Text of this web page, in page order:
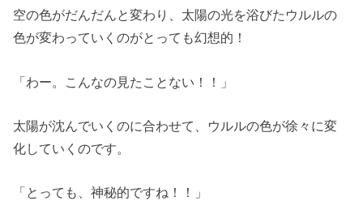
空の色がだんだんと変わり、太陽の光を浴びたウルルの
色が変わっていくのがとっても幻想的！
「わー。こんなの見たことない！！」
太陽が沈んでいくのに合わせて、ウルルの色が徐々に変
化していくのです。
「とっても、神秘的ですね！！」